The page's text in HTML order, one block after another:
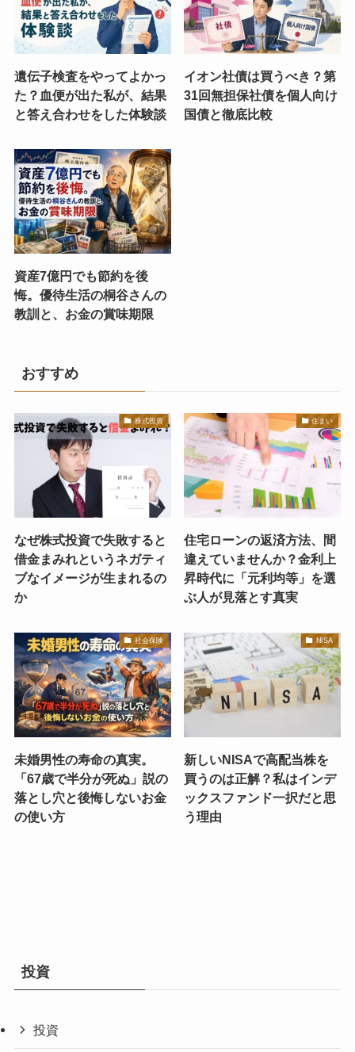
遺伝子検査をやってよかっ
た？血便が出た私が、結果
と答え合わせをした体験談
イオン社債は買うべき？第
31回無担保社債を個人向け
国債と徹底比較
資産7億円でも節約を後
悔。優待生活の桐谷さんの
教訓と、お金の賞味期限
おすすめ
株式投資
なぜ株式投資で失敗すると
借金まみれというネガティ
ブなイメージが生まれるの
か
住まい
住宅ローンの返済方法、間
違えていませんか？金利上
昇時代に「元利均等」を選
ぶ人が見落とす真実
社会保険
未婚男性の寿命の真実。
「67歳で半分が死ぬ」説の
落とし穴と後悔しないお金
の使い方
NISA
新しいNISAで高配当株を
買うのは正解？私はインデ
ックスファンド一択だと思
う理由
投資
投資